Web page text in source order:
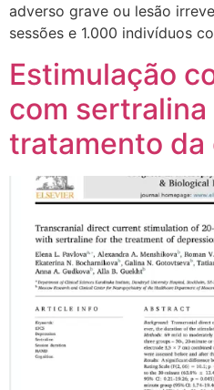
adverso grave ou lesão
sessões e 1.000 indivíduos
Estimulação
com sertralina
tratamento da